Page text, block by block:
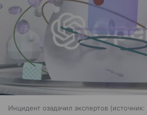
Инцидент озадачил экспертов источник: